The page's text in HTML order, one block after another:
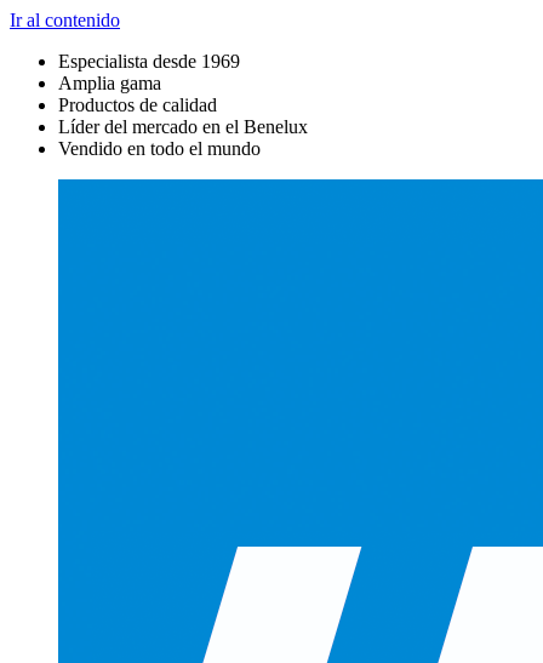
Ir al contenido
Especialista desde 1969
Amplia gama
Productos de calidad
Líder del mercado en el Benelux
Vendido en todo el mundo